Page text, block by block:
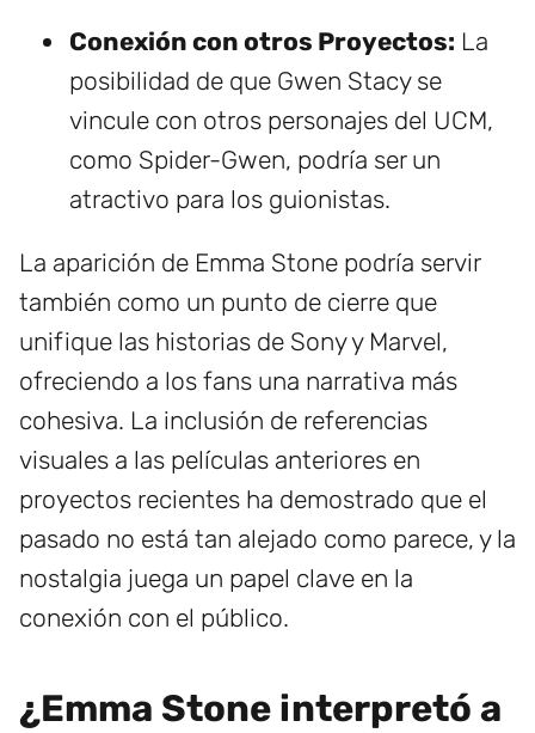
Conexión con otros Proyectos: La
posibilidad de que Gwen Stacy se
vincule con otros personajes del UCM,
como Spider-Gwen, podría ser un
atractivo para los guionistas.
La aparición de Emma Stone podría servir
también como un punto de cierre que
unifique las historias de Sony y Marvel,
ofreciendo a los fans una narrativa más
cohesiva. La inclusión de referencias
visuales a las películas anteriores en
proyectos recientes ha demostrado que el
pasado no está tan alejado como parece, y la
nostalgia juega un papel clave en la
conexión con el público.
¿Emma Stone interpretó a